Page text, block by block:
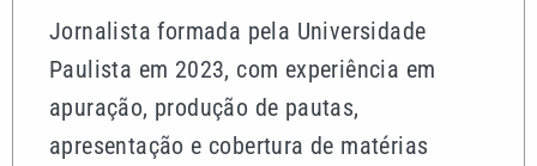
Jornalista formada pela Universidade
Paulista em 2023, com experiência em
apuração, produção de pautas,
apresentação e cobertura de matérias